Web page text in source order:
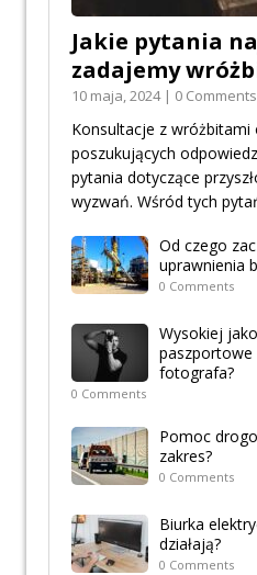
Jakie pytania
zadajemy
10 maja, 2024 | 0 Comments
Konsultacje z wróżbitami
poszukujących
pytania dotyczące
wyzwań. Wśród tych
Od czego
uprawnienia
0 Comments
Wysokiej
paszportowe
fotografa?
0 Comments
Pomoc
zakres?
0 Comments
Biurka
działają?
0 Comments